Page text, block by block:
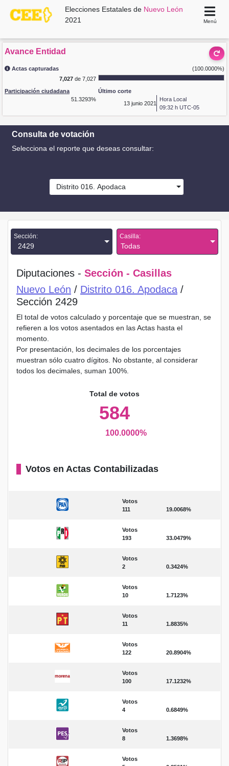
Elecciones Estatales de Nuevo León
2021
Menú
Avance Entidad
Actas capturadas
(100.0000%)
7,027de 7,027
Participación ciudadana
51.3293%
Último corte
13 junio 2021
Hora Local
09:32 h UTC-05
Consulta de votación
Selecciona el reporte que deseas consultar:
Distrito 016. Apodaca
Sección:
2429
Casilla:
Todas
Diputaciones - Sección - Casillas
Nuevo León / Distrito 016. Apodaca /
Sección 2429
El total de votos calculado y porcentaje que se muestran, se
refieren a los votos asentados en las Actas hasta el
momento.
Por presentación, los decimales de los porcentajes
muestran sólo cuatro dígitos. No obstante, al considerar
todos los decimales, suman 100%.
Total de votos
584
100.0000%
Votos en Actas Contabilizadas
Votos
111
19.0068%
Votos
193
33.0479%
Votos
2
0.3424%
Votos
10
1.7123%
Votos
11
1.8835%
Votos
122
20.8904%
Votos
100
17.1232%
Votos
4
0.6849%
Votos
8
1.3698%
Votos